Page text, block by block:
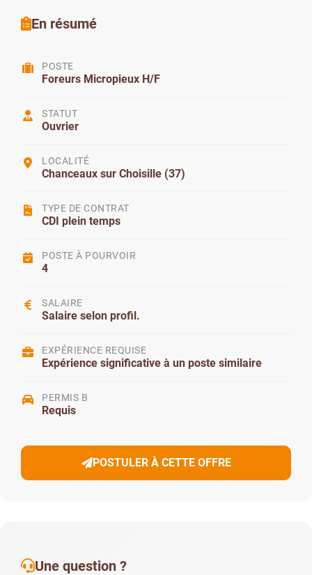
En résumé
POSTE
Foreurs Micropieux H/F
STATUT
Ouvrier
LOCALITÉ
Chanceaux sur Choisille (37)
TYPE DE CONTRAT
CDI plein temps
POSTE À POURVOIR
4
SALAIRE
Salaire selon profil.
EXPÉRIENCE REQUISE
Expérience significative à un poste similaire
PERMIS B
Requis
POSTULER À CETTE OFFRE
Une question ?